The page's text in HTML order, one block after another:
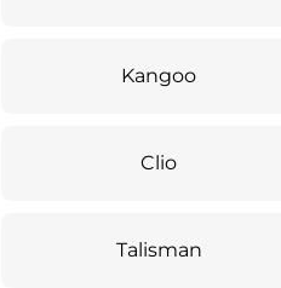
Kangoo
Clio
Talisman